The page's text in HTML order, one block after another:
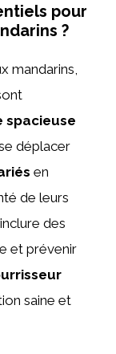
pour
?
mandarins,
spacieuse
déplacer
en
de leurs
des
et prévenir
saine et